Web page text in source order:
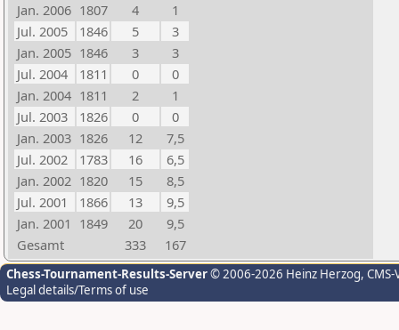
Jan. 2006 1807 4
1
Jul. 2005
1846 5
3
Jan. 2005 1846 3
3
Jul. 2004
1811 0
0
Jan. 2004 1811 2
1
Jul. 2003
1826 0
0
Jan. 2003 1826 12
7,5
Jul. 2002
1783 16
6,5
Jan. 2002 1820 15
8,5
Jul. 2001
1866 13
9,5
Jan. 2001 1849 20
9,5
Gesamt
333 167
Chess-Tournament-Results-Server© 2006-2026 Heinz Herzog,
Legal details/Terms of use